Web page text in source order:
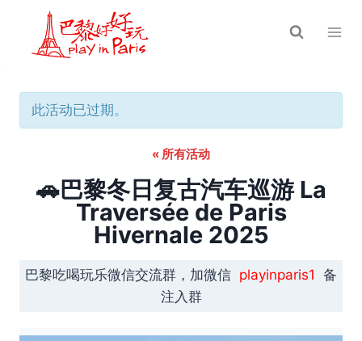
此活动已过期。
« 所有活动
🚗巴黎冬日复古汽车巡游 La
Traversée de Paris
Hivernale 2025
巴黎吃喝玩乐微信交流群，加微信 playinparis1 备
注入群